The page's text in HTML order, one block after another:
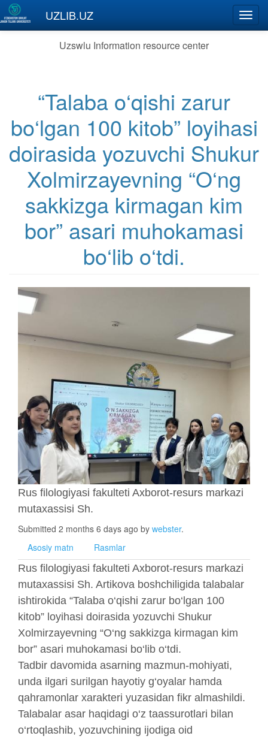
Skip to main content
UZLIB.UZ
Uzswlu Information resource center
“Talaba o‘qishi zarur
bo‘lgan 100 kitob” loyihasi
doirasida yozuvchi Shukur
Xolmirzayevning “O‘ng
sakkizga kirmagan kim
bor” asari muhokamasi
bo‘lib o‘tdi.
Rus filologiyasi fakulteti Axborot-resurs markazi
mutaxassisi Sh.
Submitted 2 months 6 days ago by webster.
Asosiy matn
Rasmlar
Rus filologiyasi fakulteti Axborot-resurs markazi
mutaxassisi Sh. Artikova boshchiligida talabalar
ishtirokida “Talaba o‘qishi zarur bo‘lgan 100
kitob” loyihasi doirasida yozuvchi Shukur
Xolmirzayevning “O‘ng sakkizga kirmagan kim
bor” asari muhokamasi bo‘lib o‘tdi.
Tadbir davomida asarning mazmun-mohiyati,
unda ilgari surilgan hayotiy g‘oyalar hamda
qahramonlar xarakteri yuzasidan fikr almashildi.
Talabalar asar haqidagi o‘z taassurotlari bilan
o‘rtoqlashib, yozuvchining ijodiga oid